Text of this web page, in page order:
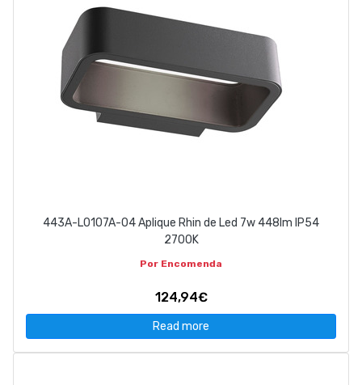
263 710 898
443A-L0107A-04 Aplique Rhin de Led 7w 448lm IP54
2700K
Por Encomenda
124,94€
Read more